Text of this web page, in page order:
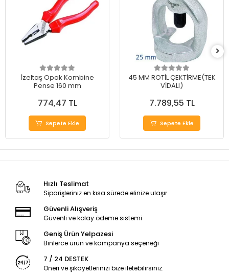
İzeltaş Opak Kombine
Pense 160 mm
774,47 TL
Sepete Ekle
45 MM ROTİL ÇEKTİRME(TEK
VİDALI)
7.789,55 TL
Sepete Ekle
Hızlı Teslimat
Siparişleriniz en kısa sürede elinize ulaşır.
Güvenli Alışveriş
Güvenli ve kolay ödeme sistemi
Geniş Ürün Yelpazesi
Binlerce ürün ve kampanya seçeneği
7 / 24 DESTEK
Öneri ve şikayetlerinizi bize iletebilirsiniz.